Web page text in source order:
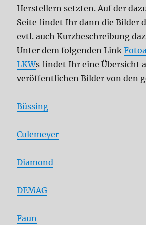
Herstellern setzten. Auf der
Seite findet Ihr dann die Bilder
evtl. auch Kurzbeschreibung
Unter dem folgenden Link
LKWs findet Ihr eine Übersicht
veröffentlichen Bilder von den
Büssing
Culemeyer
Diamond
DEMAG
Faun